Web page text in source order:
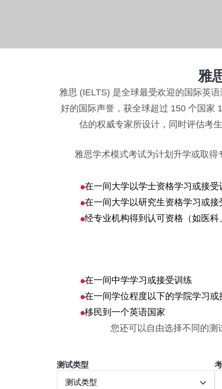
雅
雅思 (IELTS) 是全球最受欢迎的国际英
好的国际声誉，获全球超过 150 个国家
估的权威专家所设计，同时评估考
雅思学术模式考试为计划升学或取得
在一间大学以学士资格学习或接受
在一间大学以研究生资格学习或
经专业机构得到认可资格（如医科
在一间中学学习或接受训练
在一间学位程度以下的学院学习或
移民到一个英语国家
您还可以自由选择不同的测
测试类型
测试类型